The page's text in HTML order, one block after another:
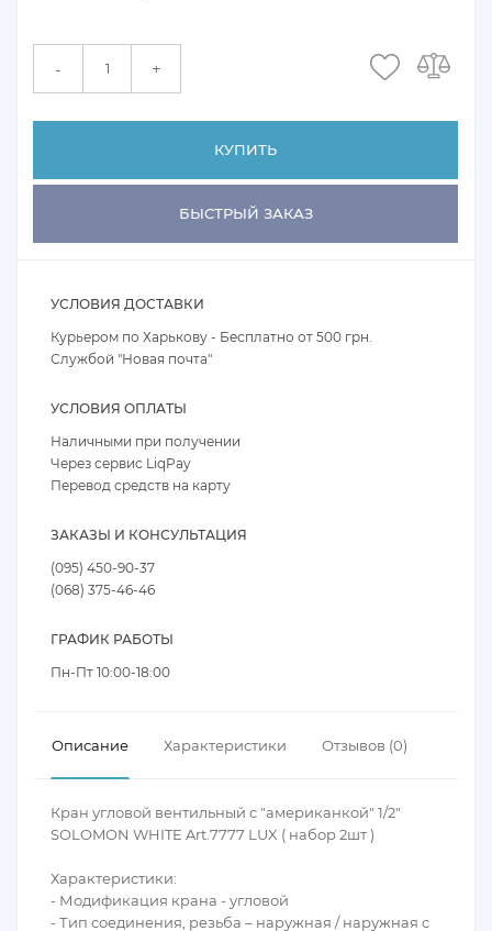
- +
КУПИТЬ
БЫСТРЫЙ ЗАКАЗ
УСЛОВИЯ ДОСТАВКИ
Курьером по Харькову - Бесплатно от 500 грн.
Службой "Новая почта"
УСЛОВИЯ ОПЛАТЫ
Наличными при получении
Через сервис LiqPay
Перевод средств на карту
ЗАКАЗЫ И КОНСУЛЬТАЦИЯ
(095) 450-90-37
(068) 375-46-46
ГРАФИК РАБОТЫ
Пн-Пт 10:00-18:00
Описание Характеристики Отзывов (0)
Кран угловой вентильный с "американкой" 1/2"
SOLOMON WHITE Art.7777 LUX ( набор 2шт )
Характеристики:
- Модификация крана - угловой
- Тип соединения, резьба – наружная / наружная с